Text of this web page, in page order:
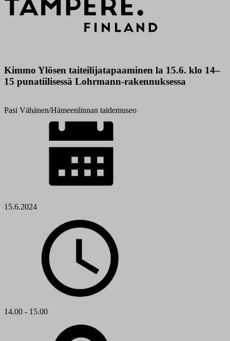
Kimmo Ylösen taiteilijatapaaminen la 15.6. klo 14–
15 punatiilisessä Lohrmann-rakennuksessa
Pasi Vähänen/Hämeenlinnan taidemuseo
15.6.2024
14.00 - 15.00